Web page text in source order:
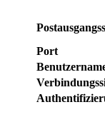
Port